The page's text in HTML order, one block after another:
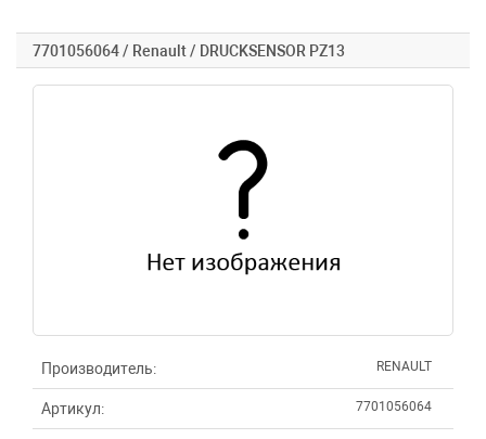
7701056064 / Renault / DRUCKSENSOR PZ13
Производитель: RENAULT
Артикул: 7701056064